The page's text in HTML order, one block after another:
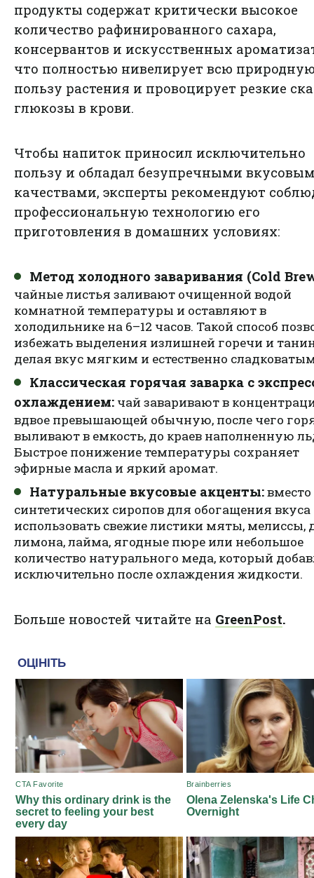
продукты содержат критически высокое
количество рафинированного сахара,
консервантов и искусственных
что полностью нивелирует всю
пользу растения и провоцирует резкие
глюкозы в крови.
Чтобы напиток приносил исключительно
пользу и обладал безупречными
качествами, эксперты рекомендуют
профессиональную технологию его
приготовления в домашних условиях:
Метод холодного заваривания (Cold
чайные листья заливают очищенной водой
комнатной температуры и оставляют в
холодильнике на 6–12 часов. Такой способ
избежать выделения излишней горечи и
делая вкус мягким и естественно
Классическая горячая заварка с
охлаждением: чай заваривают в
вдвое превышающей обычную, после чего
выливают в емкость, до краев наполненную
Быстрое понижение температуры сохраняет
эфирные масла и яркий аромат.
Натуральные вкусовые акценты:вместо
синтетических сиропов для обогащения вкуса
использовать свежие листики мяты, мелиссы,
лимона, лайма, ягодные пюре или небольшое
количество натурального меда, который
исключительно после охлаждения жидкости.
Больше новостей читайте на GreenPost.